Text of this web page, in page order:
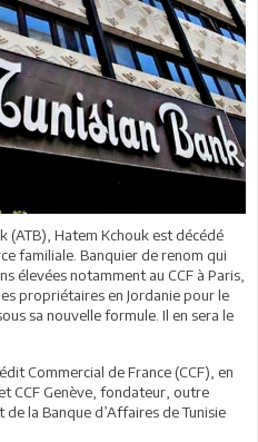
(ATB), Hatem Kchouk est décédé
familiale. Banquier de renom qui
élevées notamment au CCF à Paris,
propriétaires en Jordanie pour le
sa nouvelle formule. Il en sera le
Commercial de France (CCF), en
CCF Genève, fondateur, outre
la Banque d’Affaires de Tunisie